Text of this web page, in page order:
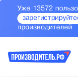
Уже 13572
производителей